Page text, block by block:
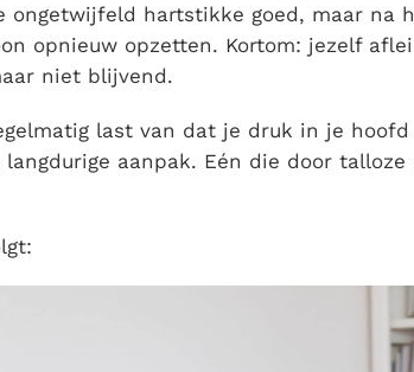
ongetwijfeld hartstikke goed, maar na
opnieuw opzetten. Kortom: jezelf
niet blijvend.
last van dat je druk in je
aanpak. Eén die door